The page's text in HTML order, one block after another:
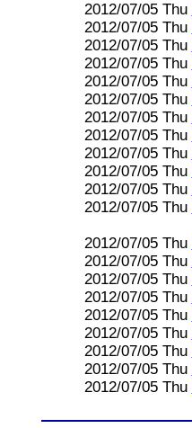
2012/07/05 Thu
2012/07/05 Thu
2012/07/05 Thu
2012/07/05 Thu
2012/07/05 Thu
2012/07/05 Thu
2012/07/05 Thu
2012/07/05 Thu
2012/07/05 Thu
2012/07/05 Thu
2012/07/05 Thu
2012/07/05 Thu
2012/07/05 Thu
2012/07/05 Thu
2012/07/05 Thu
2012/07/05 Thu
2012/07/05 Thu
2012/07/05 Thu
2012/07/05 Thu
2012/07/05 Thu
2012/07/05 Thu